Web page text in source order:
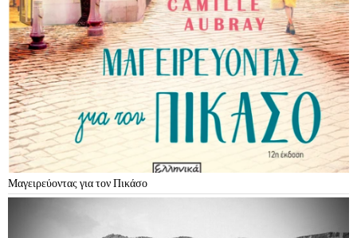
Μαγειρεύοντας για τον Πικάσο